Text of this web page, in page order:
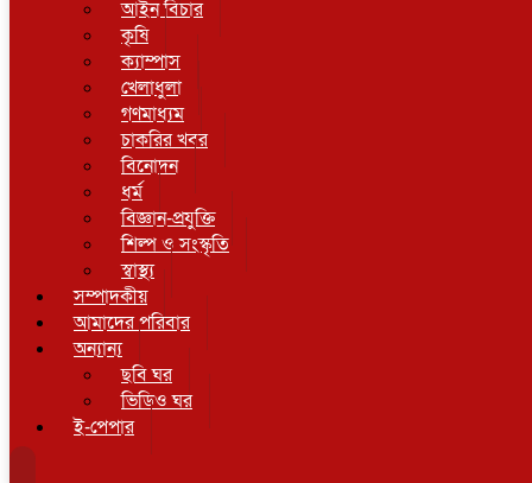
আইন বিচার
কৃষি
ক্যাম্পাস
খেলাধুলা
গণমাধ্যম
চাকরির খবর
বিনোদন
ধর্ম
বিজ্ঞান-প্রযুক্তি
শিল্প ও সংস্কৃতি
স্বাস্থ্য
সম্পাদকীয়
আমাদের পরিবার
অন্যান্য
ছবি ঘর
ভিডিও ঘর
ই-পেপার